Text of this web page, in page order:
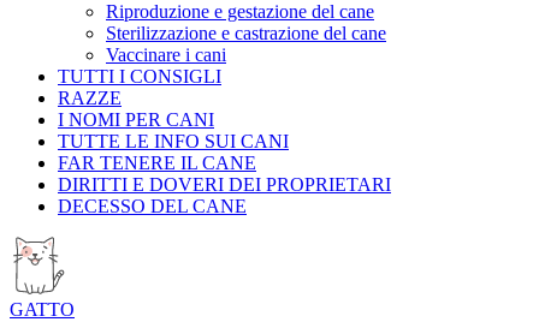
Riproduzione e gestazione del cane
Sterilizzazione e castrazione del cane
Vaccinare i cani
TUTTI I CONSIGLI
RAZZE
I NOMI PER CANI
TUTTE LE INFO SUI CANI
FAR TENERE IL CANE
DIRITTI E DOVERI DEI PROPRIETARI
DECESSO DEL CANE
GATTO